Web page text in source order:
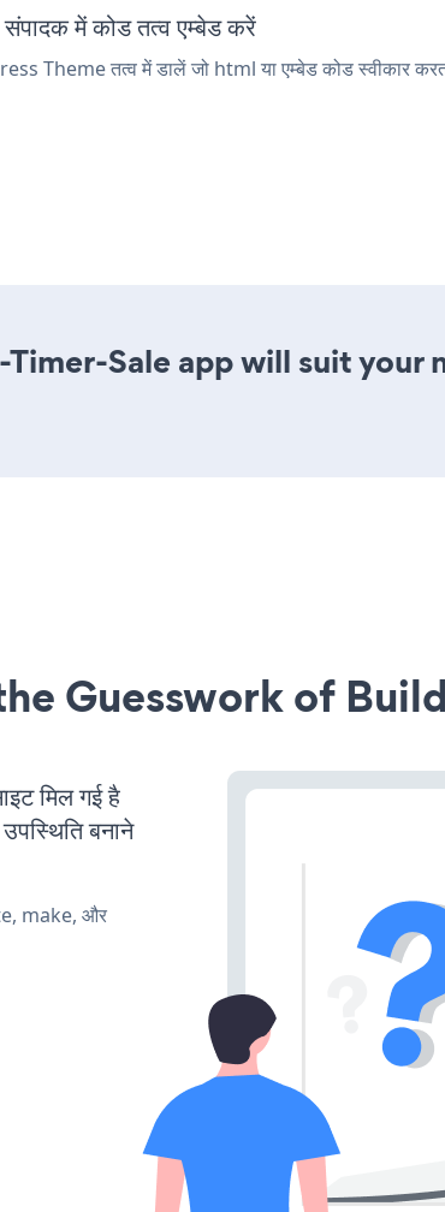
में कोड तत्व एम्बेड करें
Theme तत्व में डालें जो html या एम्बेड कोड स्वीकार
Sale app will suit your
Guesswork of
मिल गई है
बनाने
make, और